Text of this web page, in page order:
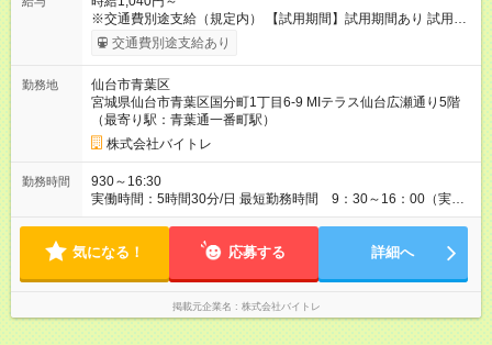
※交通費別途支給（規定内） 【試用期間】試用期間あり 試用期
間の長さ：2ヶ月 雇用形態、給与は本採用時と同じです。
交通費別途支給あり
勤務地
仙台市青葉区
宮城県仙台市青葉区国分町1丁目6-9 MIテラス仙台広瀬通り5階
（最寄り駅：青葉通一番町駅）
株式会社バイトレ
勤務時間
930～16:30
実働時間：5時間30分/日 最短勤務時間 9：30～16：00（実働
5.5時間） 9：30～16：30（実働6時間）、9：30～17：00（実
気になる！ 応募する 詳細へ
掲載元企業名 株式会社バイトレ